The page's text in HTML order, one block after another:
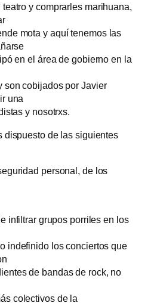
y comprarles marihuana,
mota y aquí tenemos las
en el área de gobierno en la
son cobijados por Javier
una
y nosotrxs.
dispuesto de las siguientes
personal, de los
infiltrar grupos porriles en los
indefinido los conciertos que
de bandas de rock, no
colectivos de la